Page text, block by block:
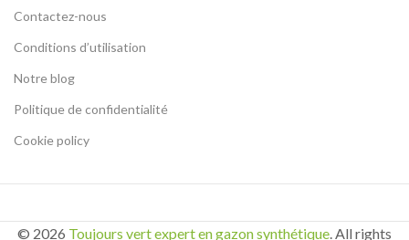
Contactez-nous
Conditions d’utilisation
Notre blog
Politique de confidentialité
Cookie policy
© 2026 Toujours vert expert en gazon synthétique. All rights